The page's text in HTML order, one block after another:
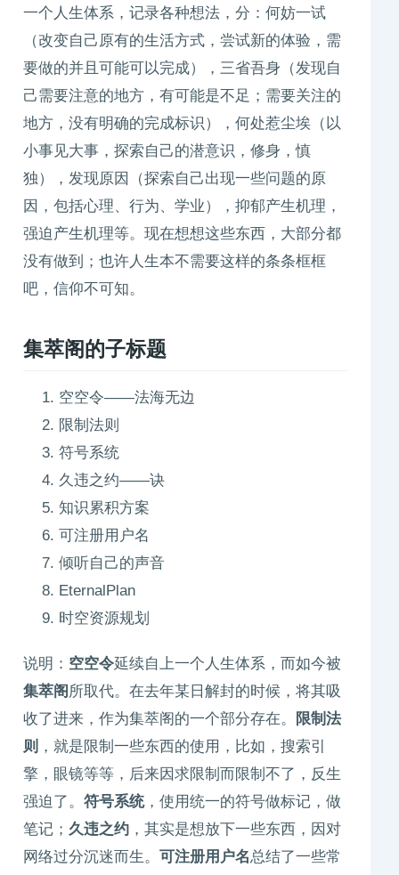
一个人生体系，记录各种想法，分：何妨一试
（改变自己原有的生活方式，尝试新的体验，需
要做的并且可能可以完成），三省吾身（发现自
己需要注意的地方，有可能是不足；需要关注的
地方，没有明确的完成标识），何处惹尘埃（以
小事见大事，探索自己的潜意识，修身，慎
独），发现原因（探索自己出现一些问题的原
因，包括心理、行为、学业），抑郁产生机理，
强迫产生机理等。现在想想这些东西，大部分都
没有做到；也许人生本不需要这样的条条框框
吧，信仰不可知。
集萃阁的子标题
空空令——法海无边
限制法则
符号系统
久违之约——诀
知识累积方案
可注册用户名
倾听自己的声音
EternalPlan
时空资源规划
说明： 空空令延续自上一个人生体系，而如今被
集萃阁所取代。在去年某日解封的时候，将其吸
收了进来，作为集萃阁的一个部分存在。
限制法
则 ，就是限制一些东西的使用，比如，搜索引
擎，眼镜等等，后来因求限制而限制不了，反生
强迫了。 符号系统，使用统一的符号做标记，做
笔记； 久违之约 ，其实是想放下一些东西，因对
网络过分沉迷而生。 可注册用户名总结了一些常